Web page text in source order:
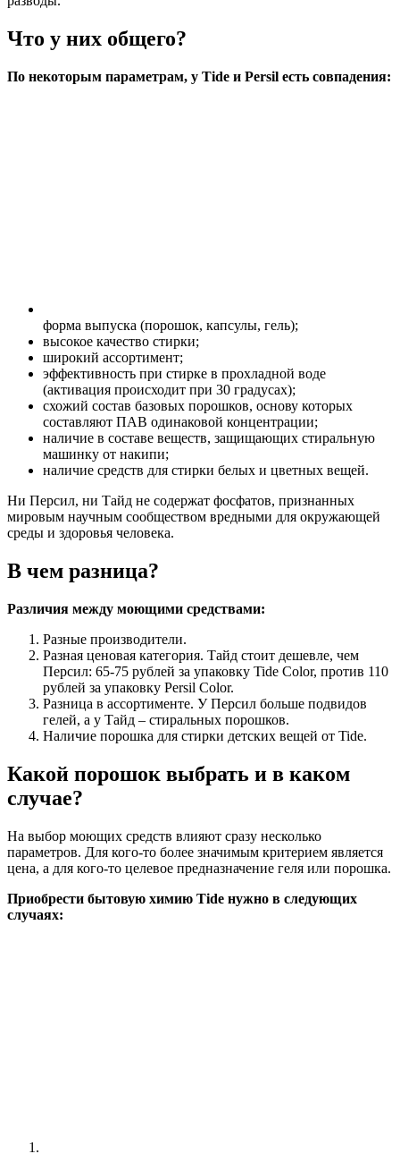
Что у них общего?
По некоторым параметрам, у Tide и Persil есть совпадения:
форма выпуска (порошок, капсулы, гель);
высокое качество стирки;
широкий ассортимент;
эффективность при стирке в прохладной воде
(активация происходит при 30 градусах);
схожий состав базовых порошков, основу которых
составляют ПАВ одинаковой концентрации;
наличие в составе веществ, защищающих стиральную
машинку от накипи;
наличие средств для стирки белых и цветных вещей.
Ни Персил, ни Тайд не содержат фосфатов, признанных
мировым научным сообществом вредными для окружающей
среды и здоровья человека.
В чем разница?
Различия между моющими средствами:
Разные производители.
Разная ценовая категория. Тайд стоит дешевле, чем
Персил: 65-75 рублей за упаковку Tide Color, против 110
рублей за упаковку Persil Color.
Разница в ассортименте. У Персил больше подвидов
гелей, а у Тайд – стиральных порошков.
Наличие порошка для стирки детских вещей от Tide.
Какой порошок выбрать и в каком
случае?
На выбор моющих средств влияют сразу несколько
параметров. Для кого-то более значимым критерием является
цена, а для кого-то целевое предназначение геля или порошка.
Приобрести бытовую химию Tide нужно в следующих
случаях: